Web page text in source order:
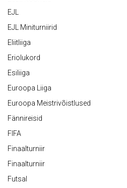
EJL
EJL Miniturniirid
Eliitliiga
Eriolukord
Esiliiga
Euroopa Liiga
Euroopa Meistrivõistlused
Fännireisid
FIFA
Finaalturniir
Finaalturniir
Futsal